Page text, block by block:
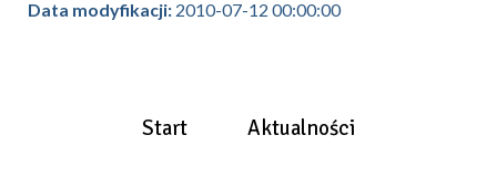
Data modyfikacji: 2010-07-12 00:00:00
Start Aktualności